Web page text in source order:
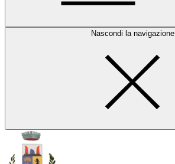
Nascondi la navigazione